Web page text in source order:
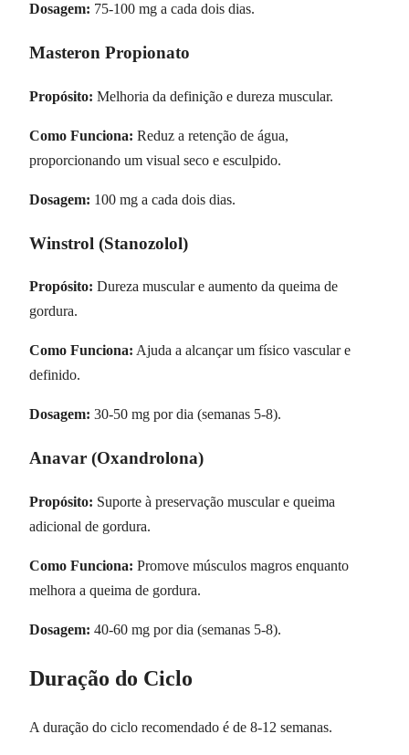
Dosagem: 75-100 mg a cada dois dias.
Masteron Propionato
Propósito: Melhoria da definição e dureza muscular.
Como Funciona: Reduz a retenção de água,
proporcionando um visual seco e esculpido.
Dosagem: 100 mg a cada dois dias.
Winstrol (Stanozolol)
Propósito: Dureza muscular e aumento da queima de
gordura.
Como Funciona: Ajuda a alcançar um físico vascular e
definido.
Dosagem: 30-50 mg por dia (semanas 5-8).
Anavar (Oxandrolona)
Propósito: Suporte à preservação muscular e queima
adicional de gordura.
Como Funciona: Promove músculos magros enquanto
melhora a queima de gordura.
Dosagem: 40-60 mg por dia (semanas 5-8).
Duração do Ciclo
A duração do ciclo recomendado é de 8-12 semanas.